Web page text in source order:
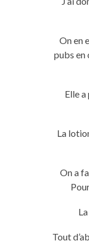
On en
pubs en
Elle
La
On a
Toutd’